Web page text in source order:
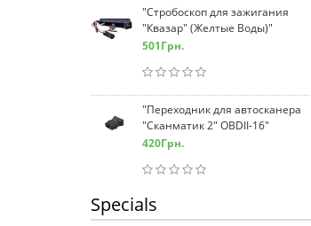
"Стробоскоп для зажигания
"Квазар" (Желтые Воды)"
501Грн.
"Переходник для автосканера
"Сканматик 2" OBDII-16"
420Грн.
Specials